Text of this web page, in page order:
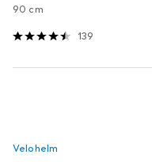
90 cm
139
Velohelm